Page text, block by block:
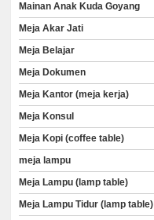
Mainan Anak Kuda Goyang
Meja Akar Jati
Meja Belajar
Meja Dokumen
Meja Kantor (meja kerja)
Meja Konsul
Meja Kopi (coffee table)
meja lampu
Meja Lampu (lamp table)
Meja Lampu Tidur (lamp table)